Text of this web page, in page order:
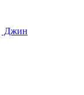
Джин